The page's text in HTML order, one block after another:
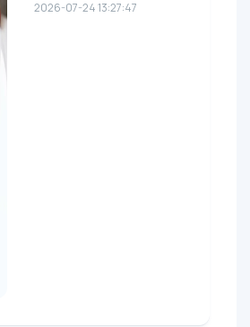
2026-07-24 13:27:47